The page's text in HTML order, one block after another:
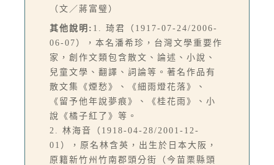
（文／蔣富璧）
其他說明: 1. 琦君（1917-07-24/2006-
06-07），本名潘希珍，台灣文學重要作
家，創作文類包含散文、論述、小說、
兒童文學、翻譯、詞論等。著名作品有
散文集《煙愁》、《細雨燈花落》、
《留予他年說夢痕》、《桂花雨》、小
說《橘子紅了》等。
2. 林海音（1918-04-28/2001-12-
01），原名林含英，出生於日本大阪，
原籍新竹州竹南郡頭分街（今苗栗縣頭